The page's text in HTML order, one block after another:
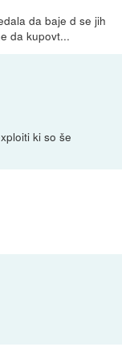
da baje d se jih
da kupovt...
ki so še